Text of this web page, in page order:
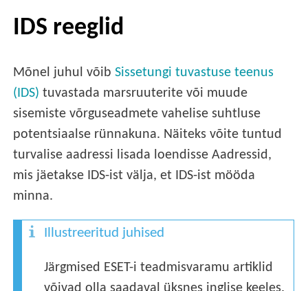
IDS reeglid
Mõnel juhul võibSissetungi tuvastuse teenus
(IDS) tuvastada marsruuterite või muude
sisemiste võrguseadmete vahelise suhtluse
potentsiaalse rünnakuna. Näiteks võite tuntud
turvalise aadressi lisada loendisse Aadressid,
mis jäetakse IDS-ist välja, et IDS-ist mööda
minna.
Illustreeritud juhised
Järgmised ESET-i teadmisvaramu artiklid
võivad olla saadaval üksnes inglise keeles.